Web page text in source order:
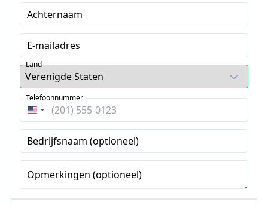
Achternaam
E-mailadres
Land
Verenigde
Staten
+1
Telefoonnummer
Bedrijfsnaam (optioneel)
Opmerkingen (optioneel)